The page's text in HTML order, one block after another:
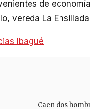
de
vereda La
Ibagué